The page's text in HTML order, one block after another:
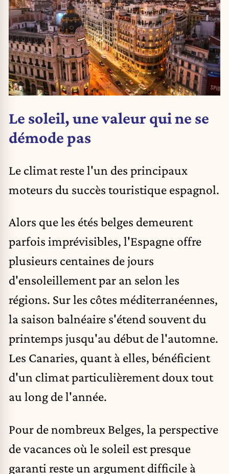
Le soleil, une valeur qui ne se
démode pas
Le climat reste l'un des principaux
moteurs du succès touristique espagnol.
Alors que les étés belges demeurent
parfois imprévisibles, l'Espagne offre
plusieurs centaines de jours
d'ensoleillement par an selon les
régions. Sur les côtes méditerranéennes,
la saison balnéaire s'étend souvent du
printemps jusqu'au début de l'automne.
Les Canaries, quant à elles, bénéficient
d'un climat particulièrement doux tout
au long de l'année.
Pour de nombreux Belges, la perspective
de vacances où le soleil est presque
garanti reste un argument difficile à